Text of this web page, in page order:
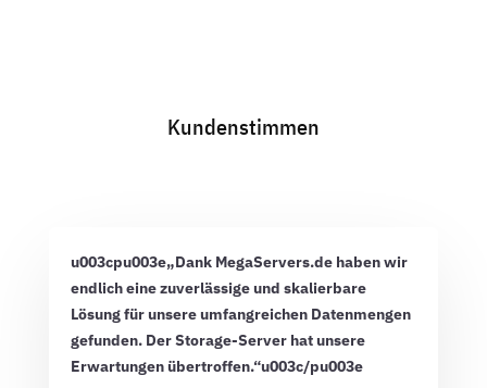
Kundenstimmen
u003cpu003e„Dank MegaServers.de haben wir
endlich eine zuverlässige und skalierbare
Lösung für unsere umfangreichen Datenmengen
gefunden. Der Storage-Server hat unsere
Erwartungen übertroffen.“u003c/pu003e